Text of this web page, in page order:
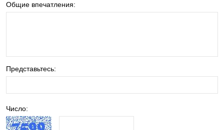
Общие впечатления:
Представьтесь:
Число: